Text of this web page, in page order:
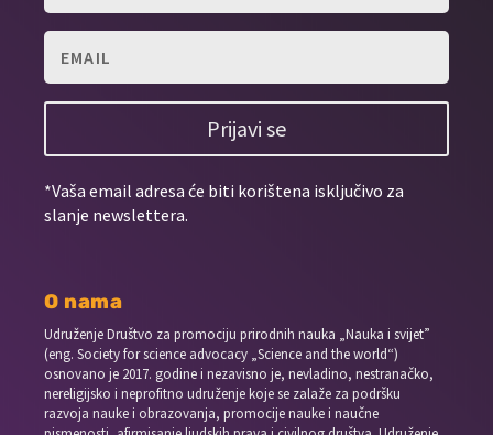
Prijavi se
*Vaša email adresa će biti korištena isključivo za
slanje newslettera.
O nama
Udruženje Društvo za promociju prirodnih nauka „Nauka i svijet”
(eng. Society for science advocacy „Science and the world“)
osnovano je 2017. godine i nezavisno je, nevladino, nestranačko,
nereligijsko i neprofitno udruženje koje se zalaže za podršku
razvoja nauke i obrazovanja, promocije nauke i naučne